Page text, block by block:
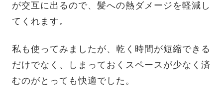
が交互に出るので、髪への熱ダメージを軽減し
てくれます。
私も使ってみましたが、乾く時間が短縮できる
だけでなく、しまっておくスペースが少なく済
むのがとっても快適でした。